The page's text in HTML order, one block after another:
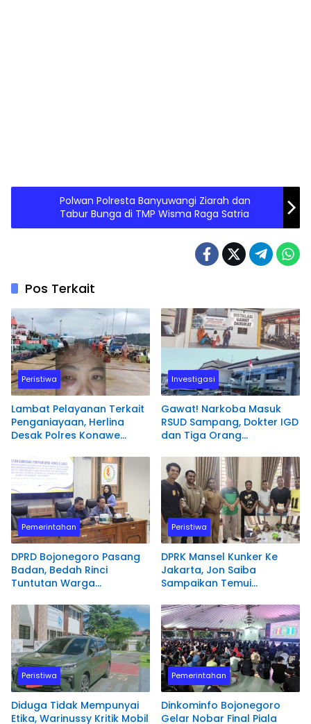
Polwan Polresta Banyuwangi Ziarah dan
Tabur Bunga di TMP Wisma Raga Satria
Pos Terkait
Peristiwa
Lambat Pelayanan Terkait
Penganiayaan, Herlina
Desak Polres Konawe
Laporannya.
Investigasi
Gawat! Narkoba Masuk
RSUD Sampang, Dokter IGD
dan Tiga Orang
Pemerintahan
DPRD Bojonegoro Pasang
Badan, Bedah Rinci
Tuntutan Warga
Bendungan Karangnongko
Peristiwa
DPRK Mansel Kunker Ke
Jakarta, Jon Saiba
Sampaikan Temui
Melaksanakan Diskusi
Terkait Masa Depan
Sumber daya Manusia.
Peristiwa
Diduga Tidak Mempunyai
Etika, Warinussy Kritik Mobil
Pemerintahan
Dinkominfo Bojonegoro
Gelar Nobar Final Piala